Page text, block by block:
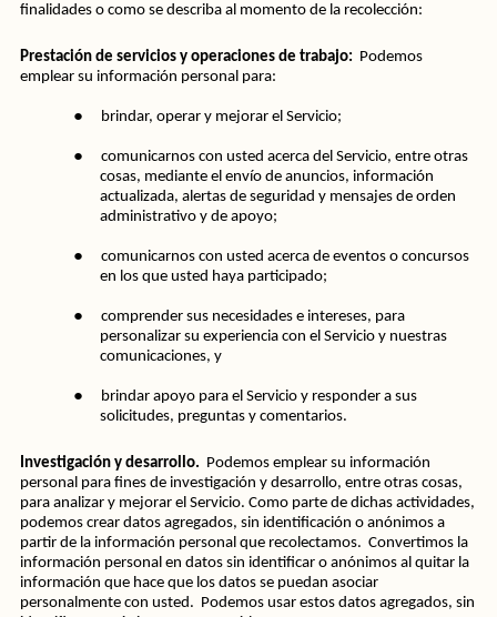
finalidades o como se describa al momento de la recolección:
Prestación de servicios y operaciones de trabajo: Podemos
emplear su información personal para:
● brindar, operar y mejorar el Servicio;
●
comunicarnos con usted acerca del Servicio, entre otras
cosas, mediante el envío de anuncios, información
actualizada, alertas de seguridad y mensajes de orden
administrativo y de apoyo;
●
comunicarnos con usted acerca de eventos o concursos
en los que usted haya participado;
●
comprender sus necesidades e intereses, para
personalizar su experiencia con el Servicio y nuestras
comunicaciones, y
●
brindar apoyo para el Servicio y responder a sus
solicitudes, preguntas y comentarios.
Investigación y desarrollo. Podemos emplear su información
personal para fines de investigación y desarrollo, entre otras cosas,
para analizar y mejorar el Servicio. Como parte de dichas actividades,
podemos crear datos agregados, sin identificación o anónimos a
partir de la información personal que recolectamos.  Convertimos la
información personal en datos sin identificar o anónimos al quitar la
información que hace que los datos se puedan asociar
personalmente con usted.  Podemos usar estos datos agregados, sin